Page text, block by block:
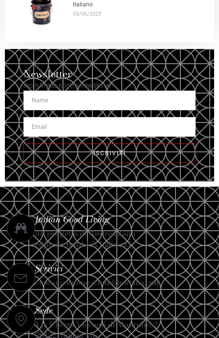
italiano
03/06/2023
Newsletter
Iscriviti alla nostra newsletter
ISCRIVITI
Italian Good Living
un progetto di Andrea Zanfi
edito da Bubble’s Italia s.r.l.
Scrivici
comunicazione@bubblesitalia.com
Sede
Via Uberto Visconti di Modrone, 2
20122 Milano MI